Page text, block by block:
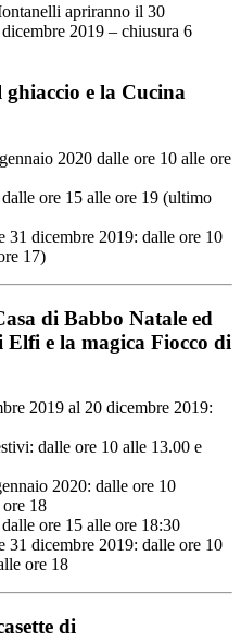
apriranno il 30
2019 – chiusura 6
e la Cucina
2020 dalle ore 10 alle ore
ore 15 alle ore 19 (ultimo
31 dicembre 2019: dalle ore 10
17)
di Babbo Natale ed
e la magica Fiocco di
2019 al 20 dicembre 2019:
dalle ore 10 alle 13.00 e
2020: dalle ore 10
18
ore 15 alle ore 18:30
31 dicembre 2019: dalle ore 10
ore 18
di